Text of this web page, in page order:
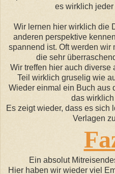
es wirklich
Wir lernen hier wirklich die
anderen perspektive
spannend ist. Oft werden wir
die sehr
Wir treffen hier auch
Teil wirklich gruselig wie
Wieder einmal ein Buch aus
das
Es zeigt wieder, dass es sich
Verlagen
Ein absolut
Hier haben wir wieder viel